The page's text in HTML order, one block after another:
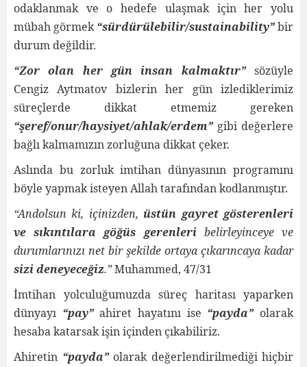
odaklanmak ve o hedefe ulaşmak için her yolu
mübah görmek“sürdürülebilir/sustainability”bir
durum değildir.
“Zor olan her gün insan kalmaktır”sözüyle
Cengiz Aytmatov bizlerin her gün izlediklerimiz
süreçlerde dikkat etmemiz gereken
“şeref/onur/haysiyet/ahlak/erdem”gibi değerlere
bağlı kalmamızın zorluğuna dikkat çeker.
Aslında bu zorluk imtihan dünyasının programını
böyle yapmak isteyen Allah tarafından kodlanmıştır.
“Andolsun ki, içinizden, üstün gayret gösterenleri
ve sıkıntılara göğüs gerenleribelirleyinceye ve
durumlarınızı net bir şekilde ortaya çıkarıncaya kadar
sizi deneyeceğiz.”Muhammed, 47/31
İmtihan yolculuğumuzda süreç haritası yaparken
dünyayı “pay”ahiret hayatını ise “payda”olarak
hesaba katarsak işin içinden çıkabiliriz.
Ahiretin “payda”olarak değerlendirilmediği hiçbir